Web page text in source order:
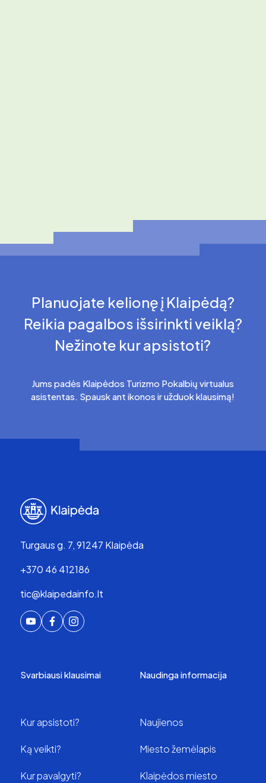
Planuojate kelionę į Klaipėdą?
Reikia pagalbos išsirinkti veiklą?
Nežinote kur apsistoti?
Jums padės Klaipėdos Turizmo Pokalbių virtualus
asistentas. Spausk ant ikonos ir užduok klausimą!
Turgaus g. 7, 91247 Klaipėda
+370 46 412186
tic@klaipedainfo.lt
Svarbiausi klausimai
Kur apsistoti?
Ką veikti?
Kur pavalgyti?
Naudinga informacija
Naujienos
Miesto žemėlapis
Klaipėdos miesto